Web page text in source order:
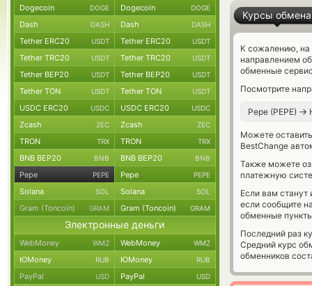
Курсы обмена
К сожалению, на
направлением
обменные
Посмотрите
Pepe (PEPE) →
Можете
BestChange
Также можете
платежную
Если вам
если сообщите
обменные
Последний раз
Средний курс
обменников
Dogecoin DOGE Dogecoin DOGE
Dash DASH Dash DASH
Tether ERC20 USDT Tether ERC20 USDT
Tether TRC20 USDT Tether TRC20 USDT
Tether BEP20 USDT Tether BEP20 USDT
Tether TON USDT Tether TON USDT
USDC ERC20 USDC USDC ERC20 USDC
Zcash ZEC Zcash ZEC
TRON TRX TRON TRX
BNB BEP20 BNB BNB BEP20 BNB
Pepe PEPE Pepe PEPE
Solana SOL Solana SOL
Gram (Toncoin) GRAM Gram (Toncoin) GRAM
Электронные деньги
WebMoney WMZ WebMoney WMZ
ЮMoney RUB ЮMoney RUB
PayPal USD PayPal USD